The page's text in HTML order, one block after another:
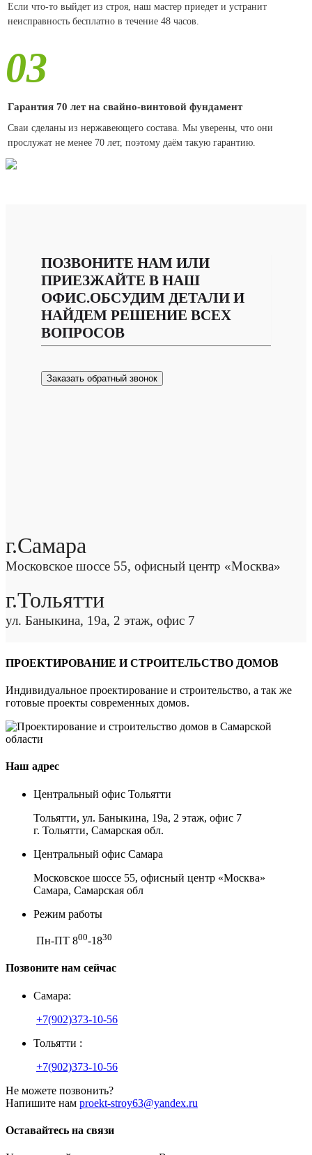
Если что-то выйдет из строя, наш мастер приедет и устранит
неисправность бесплатно в течение 48 часов.
03
Гарантия 70 лет на свайно-винтовой фундамент
Сваи сделаны из нержавеющего состава. Мы уверены, что они
прослужат не менее 70 лет, поэтому даём такую гарантию.
ПОЗВОНИТЕ НАМ ИЛИ
ПРИЕЗЖАЙТЕ В НАШ
ОФИС.ОБСУДИМ ДЕТАЛИ И
НАЙДЕМ РЕШЕНИЕ ВСЕХ
ВОПРОСОВ
Заказать обратный звонок
г.Самара
Московское шоссе 55, офисный центр «Москва»
г.Тольятти
ул. Баныкина, 19а, 2 этаж, офис 7
ПРОЕКТИРОВАНИЕ И СТРОИТЕЛЬСТВО ДОМОВ
Индивидуальное проектирование и строительство, а так же
готовые проекты современных домов.
Наш адрес
Центральный офис Тольятти
Тольятти, ул. Баныкина, 19а, 2 этаж, офис 7
г. Тольятти, Самарская обл.
Центральный офис Самара
Московское шоссе 55, офисный центр «Москва»
Самара, Самарская обл
Режим работы
Пн-ПТ 800-1830
Позвоните нам сейчас
Самара:
+7(902)373-10-56
Тольятти :
+7(902)373-10-56
Не можете позвонить?
Напишите нам proekt-stroy63@yandex.ru
Оставайтесь на связи